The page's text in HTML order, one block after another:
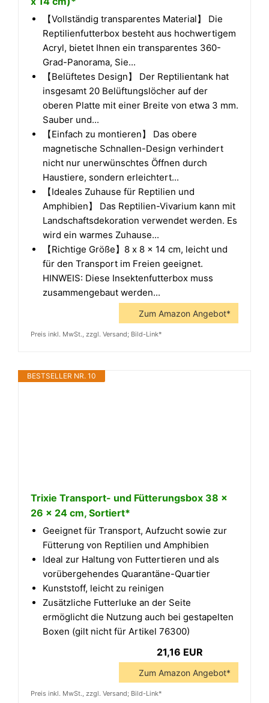
【Vollständig transparentes Material】 Die
Reptilienfutterbox besteht aus hochwertigem
Acryl, bietet Ihnen ein transparentes 360-
Grad-Panorama, Sie...
【Belüftetes Design】 Der Reptilientank hat
insgesamt 20 Belüftungslöcher auf der
oberen Platte mit einer Breite von etwa 3 mm.
Sauber und...
【Einfach zu montieren】 Das obere
magnetische Schnallen-Design verhindert
nicht nur unerwünschtes Öffnen durch
Haustiere, sondern erleichtert...
【Ideales Zuhause für Reptilien und
Amphibien】 Das Reptilien-Vivarium kann mit
Landschaftsdekoration verwendet werden. Es
wird ein warmes Zuhause...
【Richtige Größe】8 x 8 x 14 cm, leicht und
für den Transport im Freien geeignet.
HINWEIS: Diese Insektenfutterbox muss
zusammengebaut werden...
Zum Amazon Angebot*
Preis inkl. MwSt., zzgl. Versand; Bild-Link*
BESTSELLER NR. 10
Trixie Transport- und Fütterungsbox 38 ×
26 × 24 cm, Sortiert*
Geeignet für Transport, Aufzucht sowie zur
Fütterung von Reptilien und Amphibien
Ideal zur Haltung von Futtertieren und als
vorübergehendes Quarantäne-Quartier
Kunststoff, leicht zu reinigen
Zusätzliche Futterluke an der Seite
ermöglicht die Nutzung auch bei gestapelten
Boxen (gilt nicht für Artikel 76300)
21,16 EUR
Zum Amazon Angebot*
Preis inkl. MwSt., zzgl. Versand; Bild-Link*